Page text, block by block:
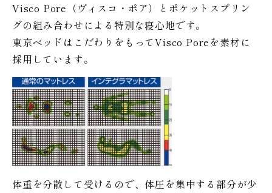
Visco Pore（ヴィスコ・ポア）とポケットスプリン
グの組み合わせによる特別な寝心地です。
東京ベッドはこだわりをもってVisco Poreを素材に
採用しています。
体重を分散して受けるので、体圧を集中する部分が少